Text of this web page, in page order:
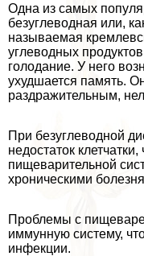
Одна из самых
безуглеводная или,
называемая
углеводных
голодание. У него
ухудшается память.
раздражительным,
При безуглеводной
недостаток
пищеварительной
хроническими
Проблемы с
иммунную систему,
инфекции.